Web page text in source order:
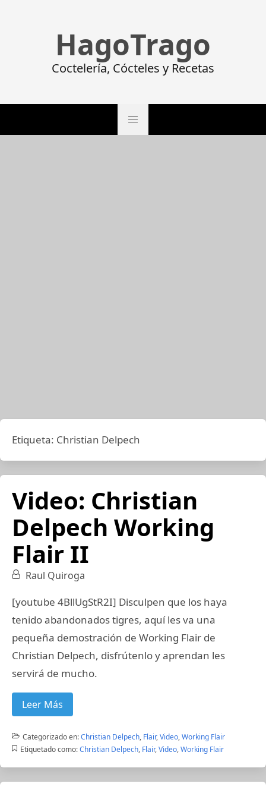
HagoTrago
Coctelería, Cócteles y Recetas
Etiqueta: Christian Delpech
Video: Christian
Delpech Working
Flair II
Raul Quiroga
[youtube 4BllUgStR2I] Disculpen que los haya
tenido abandonados tigres, aquí les va una
pequeña demostración de Working Flair de
Christian Delpech, disfrútenlo y aprendan les
servirá de mucho.
Leer Más
Categorizado en:Christian Delpech, Flair,Video,Working Flair
Etiquetado como: Christian Delpech, Flair,Video,Working Flair